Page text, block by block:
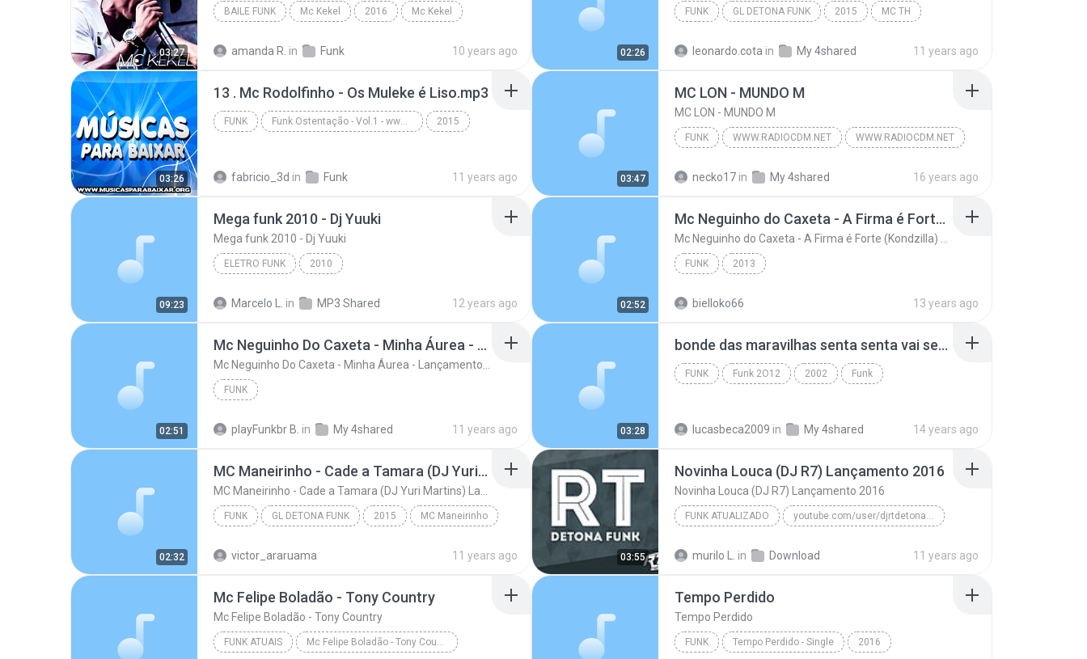
03:27
BAILE FUNK Mc Kekel 2016 Mc Kekel
amanda R. in Funk 10 years ago 02:26
FUNK GL DETONA FUNK 2015 MC TH
leonardo.cota in My 4shared 11 years ago
03:26
13 . Mc Rodolfinho - Os Muleke é Liso.mp3
FUNK Funk Ostentação - Vol.1 - www.musicasparabaixar.org 2015
fabricio_3d in Funk 11 years ago 03:47
MC LON - MUNDO M
MC LON - MUNDO M
FUNK WWW.RADIOCDM.NET WWW.RADIOCDM.NET
necko17 in My 4shared 16 years ago
09:23
Mega funk 2010 - Dj Yuuki
Mega funk 2010 - Dj Yuuki
ELETRO FUNK 2010
Marcelo L. in MP3 Shared 12 years ago 02:52
Mc Neguinho do Caxeta - A Firma é Forte (Kondzilla) Lançamento 2013
FUNK 2013
bielloko66 13 years ago
02:51
Mc Neguinho Do Caxeta - Minha Áurea - Lançamento 2015
FUNK
playFunkbr B. in My 4shared 11 years ago 03:28
bonde das maravilhas senta senta vai senta.mp3
FUNK Funk 2O12 2002 Funk
lucasbeca2009 in My 4shared 14 years ago
02:32
MC Maneirinho - Cade a Tamara (DJ Yuri Martins) Lançamento Oficial 2015
FUNK GL DETONA FUNK 2015 MC Maneirinho
victor_araruama 11 years ago 03:55
Novinha Louca (DJ R7) Lançamento 2016
Novinha Louca (DJ R7) Lançamento 2016
FUNK ATUALIZADO youtube.com/user/djrtdetonafunk
murilo L. in Download 11 years ago
Mc Felipe Boladão - Tony Country
Mc Felipe Boladão - Tony Country
FUNK ATUAIS Mc Felipe Boladão - Tony Country
Tempo Perdido
Tempo Perdido
FUNK Tempo Perdido - Single 2016